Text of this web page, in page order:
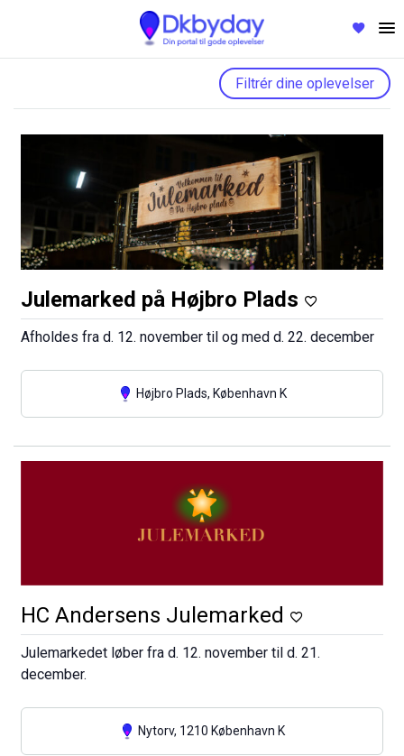
Filtrér dine oplevelser
Julemarked på Højbro Plads
Afholdes fra d. 12. november til og med d. 22. december
Højbro Plads, København K
HC Andersens Julemarked
Julemarkedet løber fra d. 12. november til d. 21.
december.
Nytorv, 1210 København K